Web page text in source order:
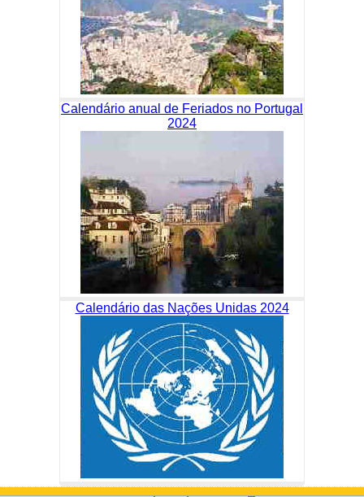
Calendário anual de Feriados no Portugal
2024
Calendário das Nações Unidas 2024